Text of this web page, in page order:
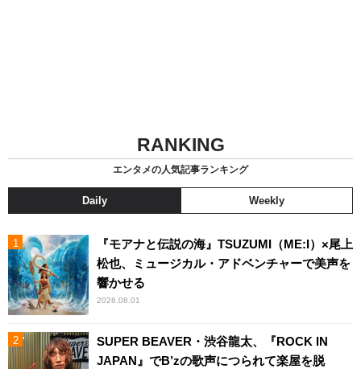
RANKING
エンタメの人気記事ランキング
Daily Weekly
『モアナと伝説の海』TSUZUMI（ME:I）×尾上
松也、ミュージカル・アドベンチャーで美声を
響かせる
2026.08.01
SUPER BEAVER・渋谷龍太、『ROCK IN
JAPAN』でB’zの歌声につられて楽屋を脱